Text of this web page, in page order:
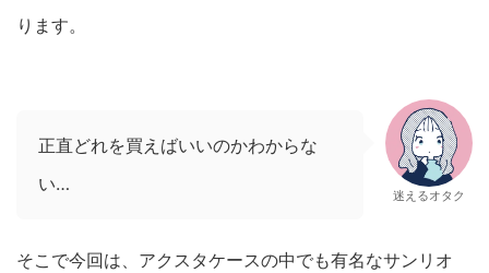
ります。
正直どれを買えばいいのかわからな
い…
迷えるオタク
そこで今回は、アクスタケースの中でも有名なサンリオ